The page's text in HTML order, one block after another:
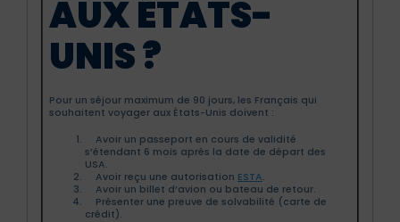
AUX ÉTATS-
UNIS ?
Pour un séjour maximum de 90 jours, les Français qui
souhaitent voyager aux États-Unis doivent :
Avoir un passeport en cours de validité
s’étendant 6 mois après la date de départ des
USA.
Avoir reçu une autorisation ESTA.
Avoir un billet d’avion ou bateau de retour.
Présenter une preuve de solvabilité (carte de
crédit).